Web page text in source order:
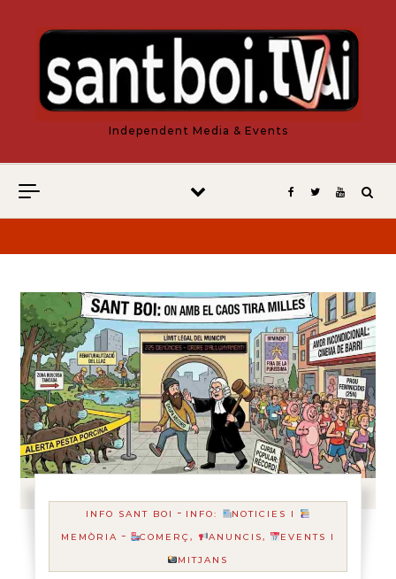
Independent Media & Events
INFO SANT BOI - INFO:
NOTICIES I
MEMÒRIA - COMERÇ, ANUNCIS,
EVENTS I
MITJANS